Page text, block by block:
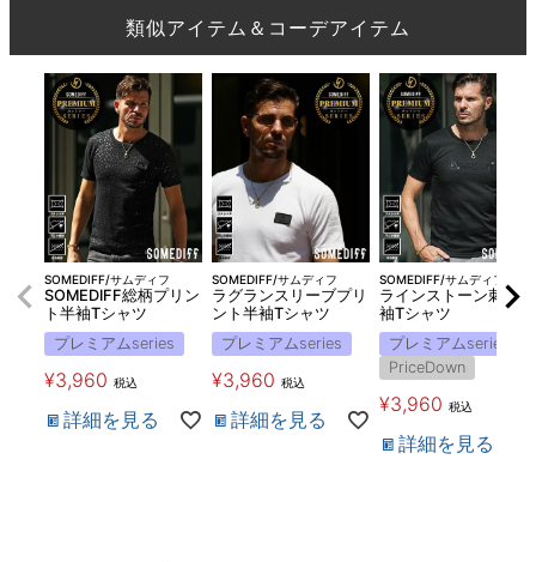
類似アイテム＆コーデアイテム
SOMEDIFF/サムディフ
SOMEDIFF総柄プリン
ト半袖Tシャツ
プレミアムseries
¥3,960 税込
詳細を見る
SOMEDIFF/サムディフ
ラグランスリーブプリ
ント半袖Tシャツ
プレミアムseries
¥3,960 税込
詳細を見る
SOMEDIFF/サムディフ
ラインストーン刺繍半
袖Tシャツ
プレミアムseries
PriceDown
¥3,960 税込
詳細を見る